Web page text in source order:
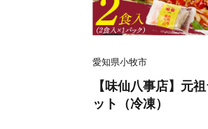
愛知県小牧市
【味仙八事店】元
ット（冷凍）